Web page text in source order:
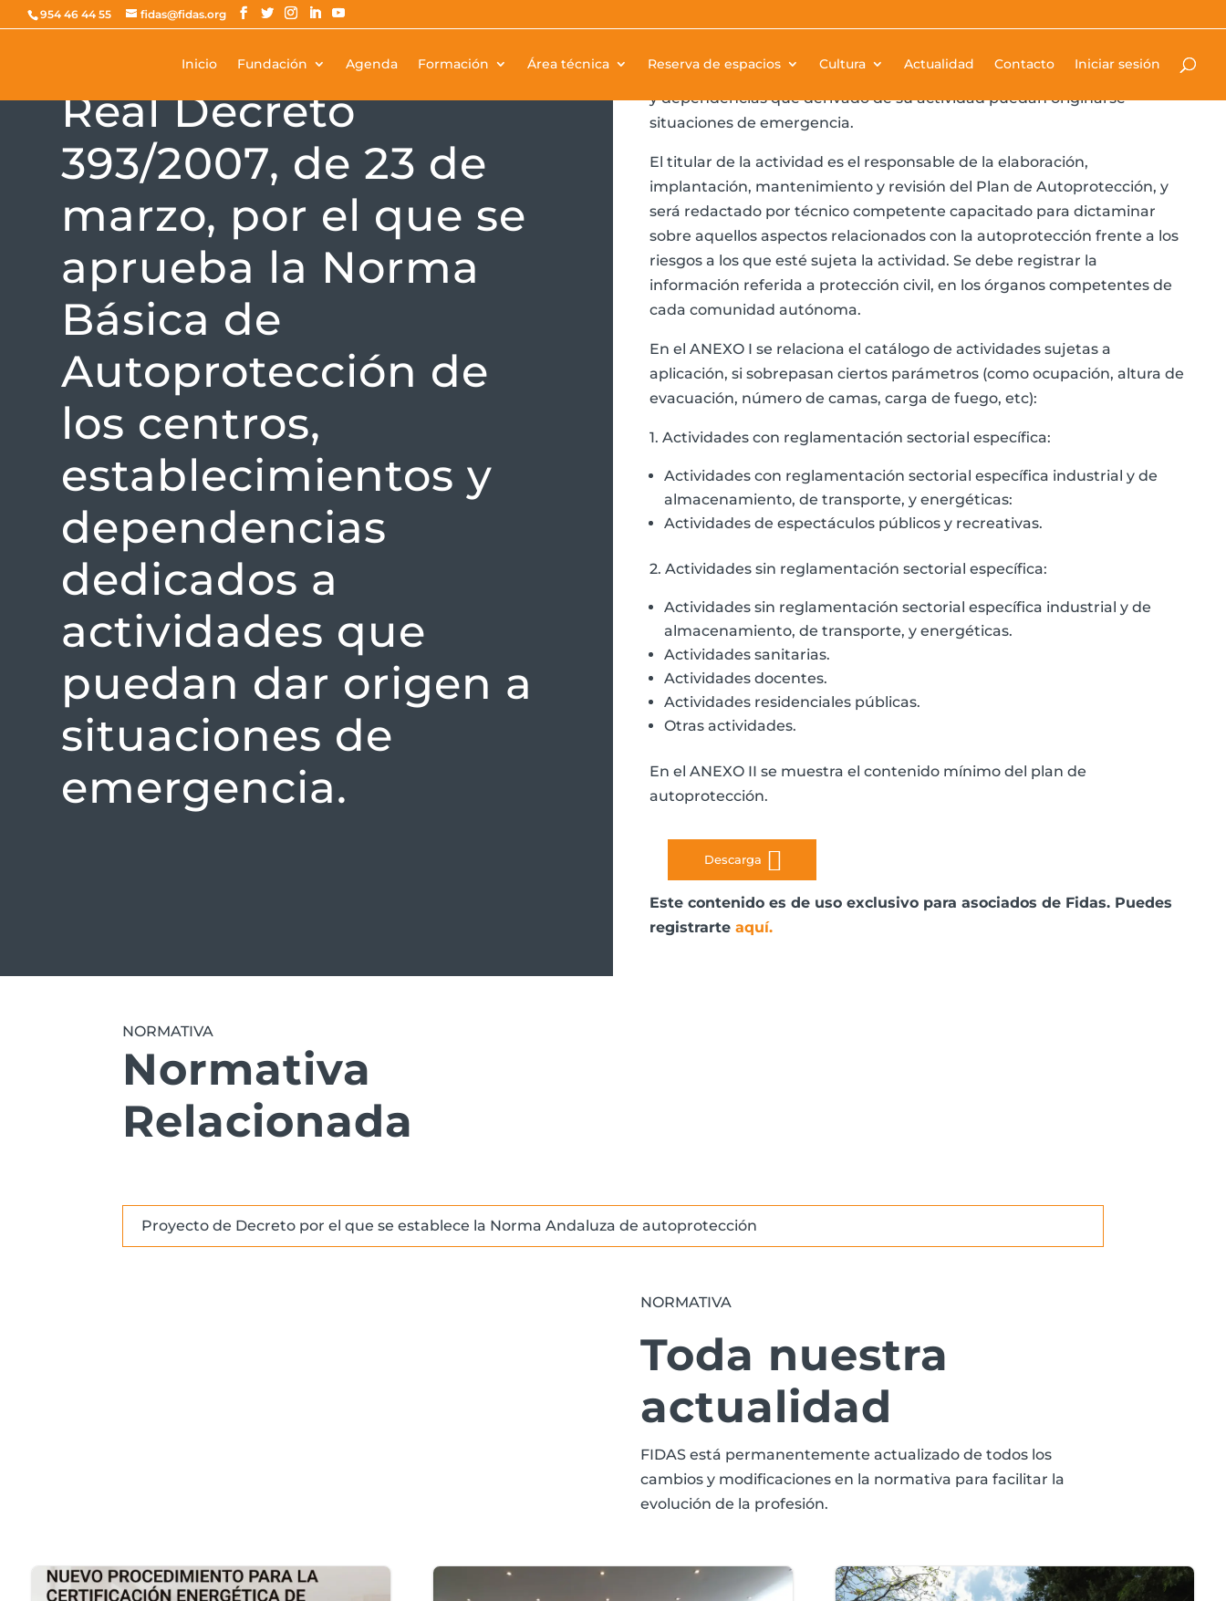
954 46 44 55 fidas@fidas.org
Inicio Fundación Agenda Formación Área técnica Reserva de espacios Cultura Actualidad Contacto Iniciar sesión
Real Decreto
393/2007, de 23 de
marzo, por el que se
aprueba la Norma
Básica de
Autoprotección de
los centros,
establecimientos y
dependencias
dedicados a
actividades que
puedan dar origen a
situaciones de
emergencia.
actualización de Planes de Autoprotección en edificios, establecimientos
y dependencias que derivado de su actividad puedan originarse
situaciones de emergencia.
El titular de la actividad es el responsable de la elaboración,
implantación, mantenimiento y revisión del Plan de Autoprotección, y
será redactado por técnico competente capacitado para dictaminar
sobre aquellos aspectos relacionados con la autoprotección frente a los
riesgos a los que esté sujeta la actividad. Se debe registrar la
información referida a protección civil, en los órganos competentes de
cada comunidad autónoma.
En el ANEXO I se relaciona el catálogo de actividades sujetas a
aplicación, si sobrepasan ciertos parámetros (como ocupación, altura de
evacuación, número de camas, carga de fuego, etc):
1. Actividades con reglamentación sectorial específica:
Actividades con reglamentación sectorial específica industrial y de
almacenamiento, de transporte, y energéticas:
Actividades de espectáculos públicos y recreativas.
2. Actividades sin reglamentación sectorial específica:
Actividades sin reglamentación sectorial específica industrial y de
almacenamiento, de transporte, y energéticas.
Actividades sanitarias.
Actividades docentes.
Actividades residenciales públicas.
Otras actividades.
En el ANEXO II se muestra el contenido mínimo del plan de
autoprotección.
Descarga
Este contenido es de uso exclusivo para asociados de Fidas. Puedes
registrarteaquí.
NORMATIVA
Normativa
Relacionada
Proyecto de Decreto por el que se establece la Norma Andaluza de autoprotección
NORMATIVA
Toda nuestra
actualidad
FIDAS está permanentemente actualizado de todos los
cambios y modificaciones en la normativa para facilitar la
evolución de la profesión.